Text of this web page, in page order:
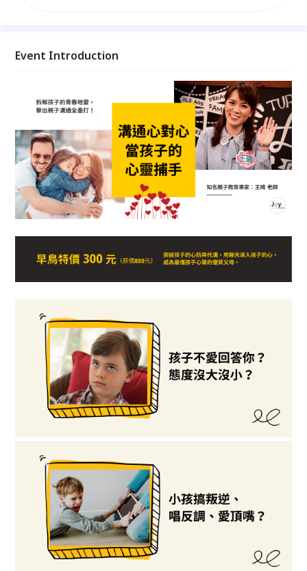
止！
Event Introduction